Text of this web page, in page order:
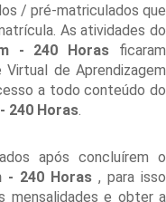
/ pré-matriculados que
As atividades do
- 240 Horas ficaram
de Aprendizagem
a todo conteúdo do
240 Horas
após concluírem o
- 240 Horas , para isso
mensalidades e obter a